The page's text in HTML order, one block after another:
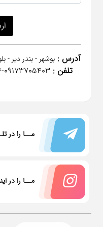
آدرس : بوشهر - بندر دیر -
تلفن : ٠٩١٧٣٧٠٥٤٠٣-07735423816-09933741215
مــا را در
مــا را در